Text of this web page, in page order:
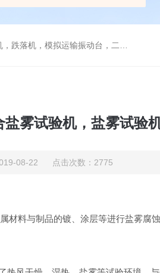
运输振动台，二次元测量仪，烤箱等
雾试验机，盐雾试验
08-22 点击次数：2775
材料与制品的镀、涂层等进行盐雾腐